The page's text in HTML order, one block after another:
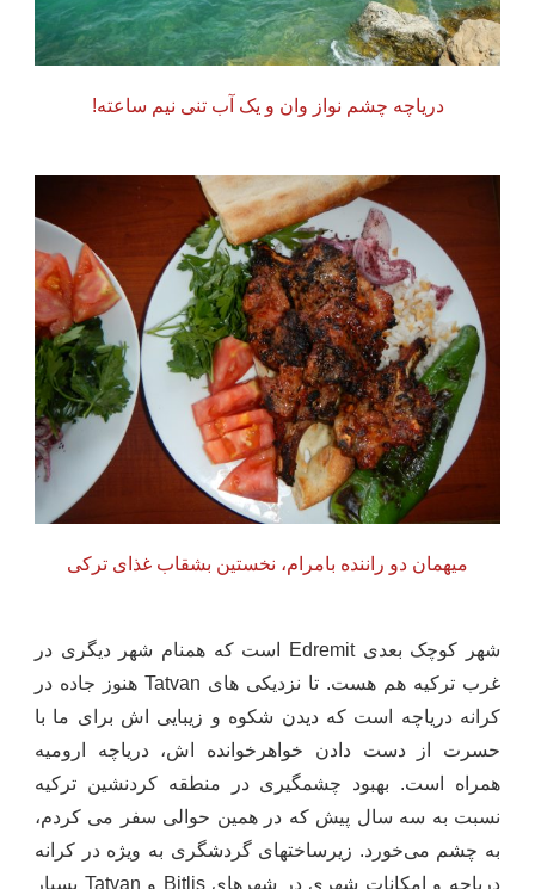
دریاچه چشم نواز وان و یک آب تنی نیم ساعته!
میهمان دو راننده بامرام، نخستین بشقاب غذای ترکی
شهر کوچک بعدیEdremit
است که همنام شهر دیگری در
غرب ترکیه هم هست. تا نزدیکی های Tatvan هنوز جاده در
کرانه دریاچه است که دیدن شکوه و زیبایی اش برای ما با
حسرت از دست دادن خواهرخوانده اش، دریاچه ارومیه
همراه است. بهبود چشمگیری در منطقه کردنشین ترکیه
نسبت به سه سال پیش که در همین حوالی سفر می کردم،
به چشم می‌خورد. زیرساختهای گردشگری به ویژه در کرانه
دریاچه و امکانات شهری در شهرهایBitlis و Tatvan بسیار